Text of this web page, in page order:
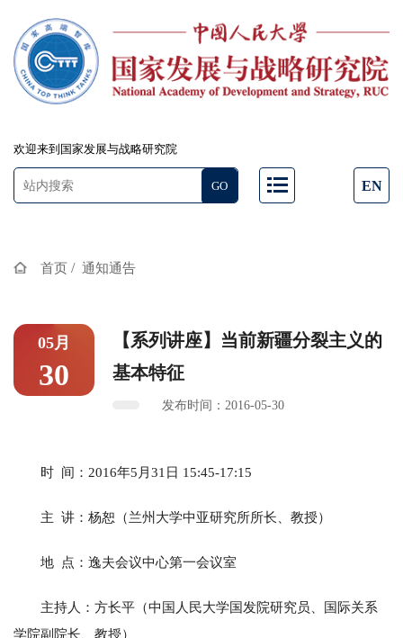
欢迎来到国家发展与战略研究院
EN
首页 / 通知通告
05月
30
【系列讲座】当前新疆分裂主义的
基本特征
发布时间：2016-05-30
时 间：2016年5月31日 15:45-17:15
主 讲：杨恕（兰州大学中亚研究所所长、教授）
地 点：逸夫会议中心第一会议室
主持人：方长平（中国人民大学国发院研究员、国际关系
学院副院长、教授）